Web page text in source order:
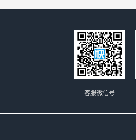
客服微信号